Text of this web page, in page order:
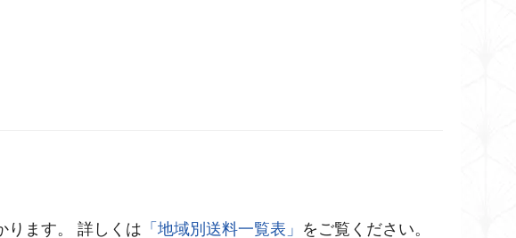
ります。 詳しくは 「地域別送料一覧表」 をご覧ください。